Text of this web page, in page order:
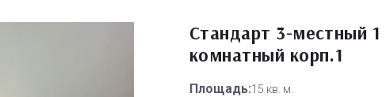
Стандарт 3-местный 1
комнатный корп.1
Площадь:15 кв. м.